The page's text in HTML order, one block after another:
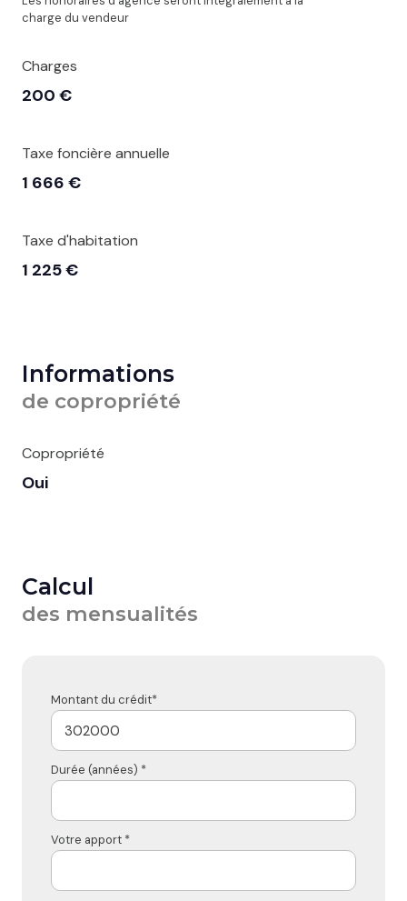
charge du vendeur
Charges
200 €
Taxe foncière annuelle
1 666 €
Taxe d'habitation
1 225 €
Informations
de copropriété
Copropriété
Oui
Calcul
des mensualités
Montant du crédit*
Durée (années) *
Votre apport *